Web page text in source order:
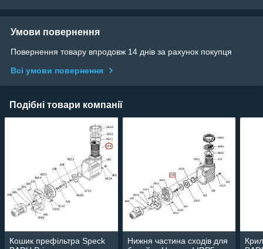
Умови повернення
Повернення товару впродовж 14 днів за рахунок покупця
Всі умови повернення
Подібні товари компанії
Кошик префільтра Speck
Нижня частина сходів для